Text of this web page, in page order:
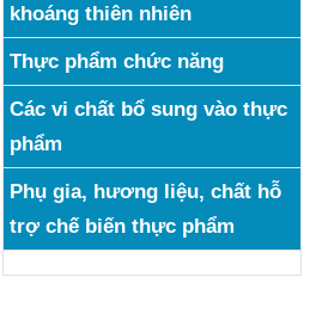
khoáng thiên nhiên
Thực phẩm chức năng
Các vi chất bổ sung vào thực
phẩm
Phụ gia, hương liệu, chất hỗ
trợ chế biến thực phẩm